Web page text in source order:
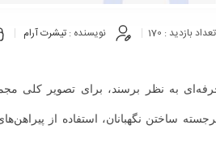
تعداد بازدید : 170 نویسنده :تیشرت آرام
به نظر برسند، برای تصویر کلی
ساختن نگهبانان، استفاده از